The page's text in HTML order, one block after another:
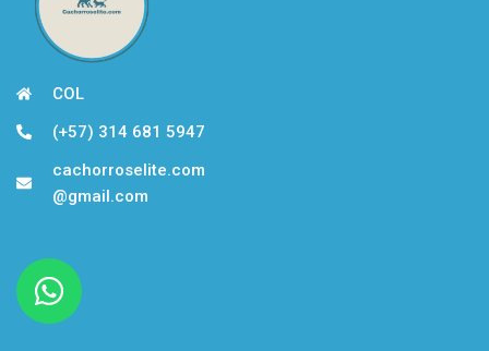
COL
(+57) 314 681 5947
cachorroselite.com
@gmail.com
W
h